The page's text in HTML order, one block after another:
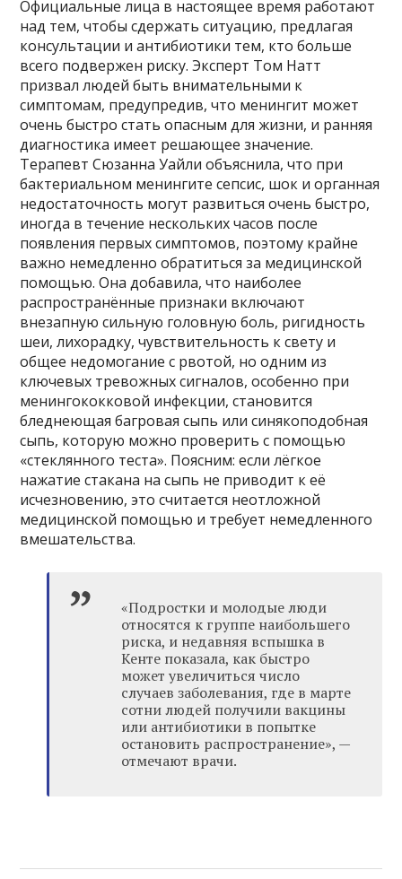
Официальные лица в настоящее время работают
над тем, чтобы сдержать ситуацию, предлагая
консультации и антибиотики тем, кто больше
всего подвержен риску. Эксперт Том Натт
призвал людей быть внимательными к
симптомам, предупредив, что менингит может
очень быстро стать опасным для жизни, и ранняя
диагностика имеет решающее значение.
Терапевт Сюзанна Уайли объяснила, что при
бактериальном менингите сепсис, шок и органная
недостаточность могут развиться очень быстро,
иногда в течение нескольких часов после
появления первых симптомов, поэтому крайне
важно немедленно обратиться за медицинской
помощью. Она добавила, что наиболее
распространённые признаки включают
внезапную сильную головную боль, ригидность
шеи, лихорадку, чувствительность к свету и
общее недомогание с рвотой, но одним из
ключевых тревожных сигналов, особенно при
менингококковой инфекции, становится
бледнеющая багровая сыпь или синякоподобная
сыпь, которую можно проверить с помощью
«стеклянного теста». Поясним: если лёгкое
нажатие стакана на сыпь не приводит к её
исчезновению, это считается неотложной
медицинской помощью и требует немедленного
вмешательства.
«Подростки и молодые люди
относятся к группе наибольшего
риска, и недавняя вспышка в
Кенте показала, как быстро
может увеличиться число
случаев заболевания, где в марте
сотни людей получили вакцины
или антибиотики в попытке
остановить распространение», —
отмечают врачи.